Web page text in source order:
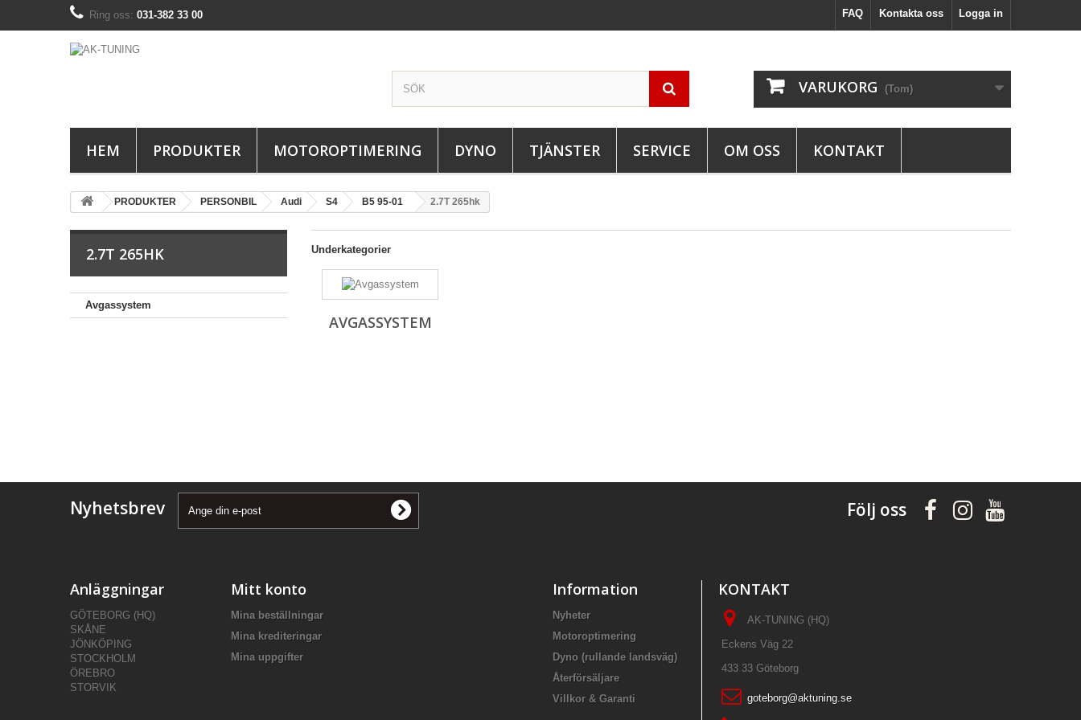
Logga in
Kontakta oss
FAQ
Ring oss: 031-382 33 00
VARUKORG (Tom)
HEM PRODUKTER MOTOROPTIMERING DYNO TJÄNSTER SERVICE OM OSS KONTAKT
PRODUKTER PERSONBIL Audi S4 B5 95-01 2.7T 265hk
2.7T 265HK
Avgassystem
Underkategorier
AVGASSYSTEM
Nyhetsbrev Följ oss
Anläggningar
GÖTEBORG (HQ)
SKÅNE
JÖNKÖPING
STOCKHOLM
ÖREBRO
STORVIK
Mitt konto
Mina beställningar
Mina krediteringar
Mina uppgifter
Information
Nyheter
Motoroptimering
Dyno (rullande landsväg)
Återförsäljare
Villkor & Garanti
KONTAKT
AK-TUNING (HQ)
Eckens Väg 22
433 33 Göteborg
goteborg@aktuning.se